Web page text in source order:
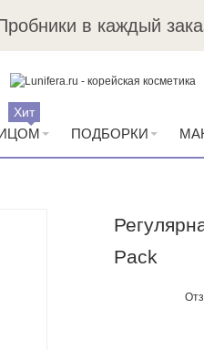
в каждый
Хит
ПОДБОРКИ
Pack